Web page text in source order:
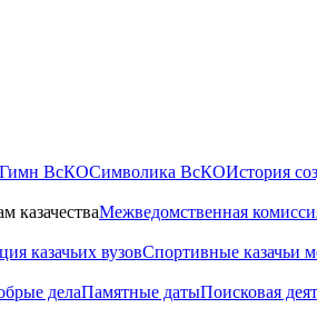
Гимн ВсКОСимволика ВсКОИстория
казачестваМежведомственная
казачьих вузовСпортивные казачьи
делаПамятные датыПоисковая